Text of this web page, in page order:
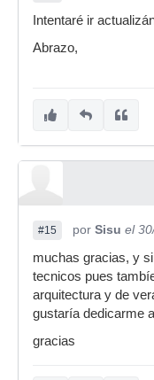
Intentaré ir
Abrazo,
#15 por Sisu el
muchas gracias, y
tecnicos pues
arquitectura y de
gustaría dedicarme
gracias